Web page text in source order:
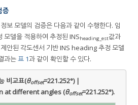
증
보 모델의 검증은 다음과 같이 수행한다. 임
모델을 적용하여 추정된 INSheading_est값과
안된 각도센서 기반 INS heading 추정 모델
과는표 1과 같이 확인할 수 있다.
비교표(θoffset=221.252°) |
at different angles (θoffset=221.252°).